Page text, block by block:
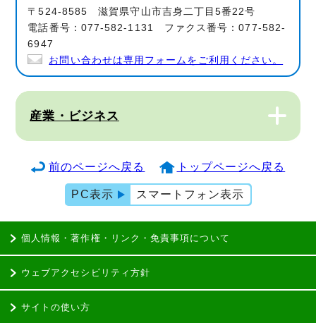
〒524-8585 滋賀県守山市吉身二丁目5番22号
電話番号：077-582-1131 ファクス番号：077-582-
6947
お問い合わせは専用フォームをご利用ください。
産業・ビジネス
前のページへ戻る トップページへ戻る
PC表示 スマートフォン表示
個人情報・著作権・リンク・免責事項について
ウェブアクセシビリティ方針
サイトの使い方